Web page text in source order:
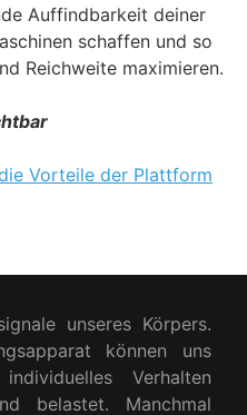
Auffindbarkeit deiner
schaffen und so
Reichweite maximieren.
Vorteile der Plattform
unseres Körpers.
können uns
Verhalten
belastet. Manchmal